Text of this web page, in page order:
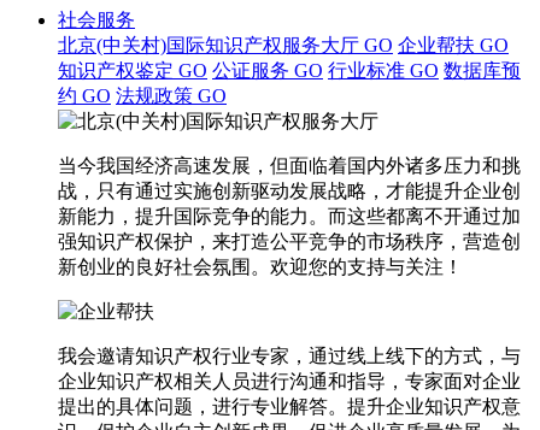
社会服务
北京(中关村)国际知识产权服务大厅 GO 企业帮扶 GO
知识产权鉴定 GO 公证服务 GO 行业标准 GO 数据库预
约 GO 法规政策 GO
当今我国经济高速发展，但面临着国内外诸多压力和挑
战，只有通过实施创新驱动发展战略，才能提升企业创
新能力，提升国际竞争的能力。而这些都离不开通过加
强知识产权保护，来打造公平竞争的市场秩序，营造创
新创业的良好社会氛围。欢迎您的支持与关注！
我会邀请知识产权行业专家，通过线上线下的方式，与
企业知识产权相关人员进行沟通和指导，专家面对企业
提出的具体问题，进行专业解答。提升企业知识产权意